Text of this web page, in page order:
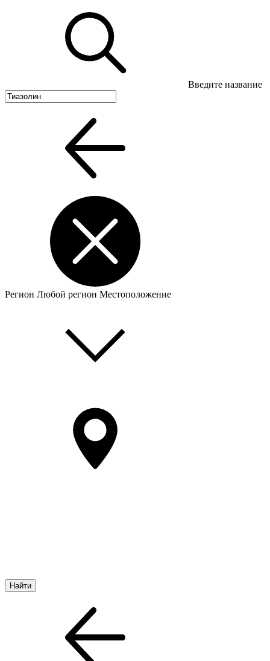
Введите название
Регион Любой регион Местоположение